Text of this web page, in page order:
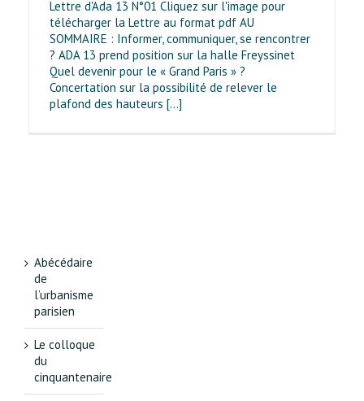
Lettre d'Ada 13 N°01 Cliquez sur l'image pour
télécharger la Lettre au format pdf AU
SOMMAIRE : Informer, communiquer, se rencontrer
? ADA 13 prend position sur la halle Freyssinet
Quel devenir pour le « Grand Paris » ?
Concertation sur la possibilité de relever le
plafond des hauteurs [...]
Abécédaire
de
l’urbanisme
parisien
Le colloque
du
cinquantenaire